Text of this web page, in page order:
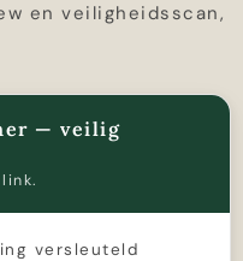
en veiligheidsscan,
— veilig
versleuteld